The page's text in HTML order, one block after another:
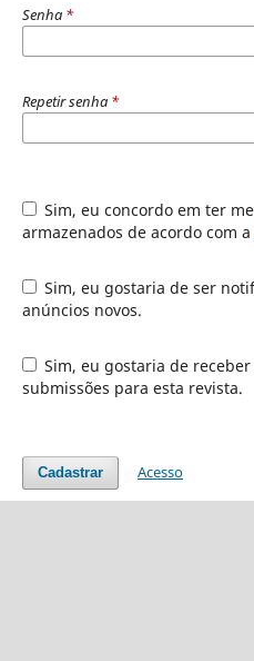
Senha *
Repetir senha *
Sim, eu concordo em ter meus dados coletados e
armazenados de acordo com a
Sim, eu gostaria de ser notificado(a) de publicações e
anúncios novos.
Sim, eu gostaria de receber solicitações para avaliar
submissões para esta revista.
Cadastrar Acesso